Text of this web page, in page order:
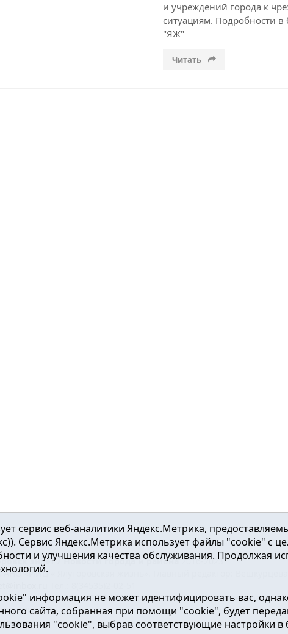
и учреждений города к
ситуациям. Подробности
"ЯЖ"
Читать
знает / Новости города и района2016-2023
АНО «ИИЦ « Ялуторовская жизнь». Главный редактор: Вешкурцева
номер ЭЛ № ФС 77-64937 от 24.02.2016г. выдан
сервис веб-аналитики Яндекс.Метрика,
Сервис Яндекс.Метрика использует файлы "cookie" с
и улучшения качества обслуживания. Продолжая
информация не может идентифицировать вас,
сайта, собранная при помощи "cookie", будет
"cookie", выбрав соответствующие настройки в